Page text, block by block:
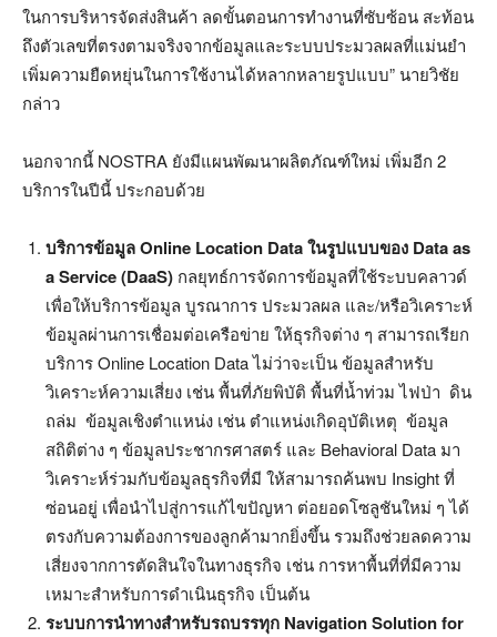
ในการบริหารจัดส่งสินค้า ลดขั้นตอนการทำงานที่ซับซ้อน สะท้อน
ถึงตัวเลขที่ตรงตามจริงจากข้อมูลและระบบประมวลผลที่แม่นยำ
เพิ่มความยืดหยุ่นในการใช้งานได้หลากหลายรูปแบบ” นายวิชัย
กล่าว
นอกจากนี้ NOSTRA ยังมีแผนพัฒนาผลิตภัณฑ์ใหม่ เพิ่มอีก 2
บริการในปีนี้ ประกอบด้วย
บริการข้อมูลOnline Location Data ในรูปแบบของ Data as
a Service (DaaS) กลยุทธ์การจัดการข้อมูลที่ใช้ระบบคลาวด์
เพื่อให้บริการข้อมูล บูรณาการ ประมวลผล และ/หรือวิเคราะห์
ข้อมูลผ่านการเชื่อมต่อเครือข่าย ให้ธุรกิจต่าง ๆ สามารถเรียก
บริการ Online Location Data ไม่ว่าจะเป็น ข้อมูลสำหรับ
วิเคราะห์ความเสี่ยง เช่น พื้นที่ภัยพิบัติ พื้นที่น้ำท่วม ไฟป่า ดิน
ถล่ม ข้อมูลเชิงตำแหน่ง เช่น ตำแหน่งเกิดอุบัติเหตุ ข้อมูล
สถิติต่าง ๆ ข้อมูลประชากรศาสตร์ และ Behavioral Data มา
วิเคราะห์ร่วมกับข้อมูลธุรกิจที่มี ให้สามารถค้นพบ Insight ที่
ซ่อนอยู่ เพื่อนำไปสู่การแก้ไขปัญหา ต่อยอดโซลูชันใหม่ ๆ ได้
ตรงกับความต้องการของลูกค้ามากยิ่งขึ้น รวมถึงช่วยลดความ
เสี่ยงจากการตัดสินใจในทางธุรกิจ เช่น การหาพื้นที่ที่มีความ
เหมาะสำหรับการดำเนินธุรกิจ เป็นต้น
ระบบการนำทางสำหรับรถบรรทุก Navigation Solution for